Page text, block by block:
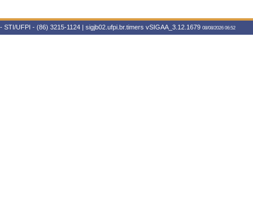
UFPI - (86) 3215-1124 | sigjb02.ufpi.br.timers vSIGAA_3.12.1679 08/08/2026 06:52